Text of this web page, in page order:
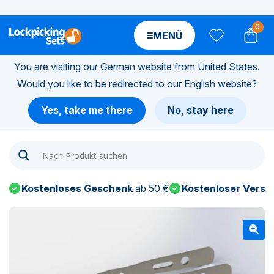
0
MENÜ
You are visiting our German website from United States.
Would you like to be redirected to our English website?
Yes, take me there No, stay here
Kostenloses Geschenk ab 50 € Kostenloser